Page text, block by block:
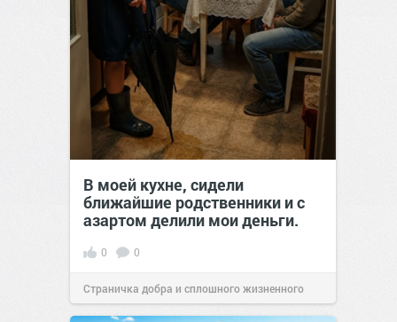
В моей кухне, сидели
ближайшие родственники и с
азартом делили мои деньги.
0 0
Страничка добра и сплошного жизненного
позитива!00:2907 авг 2026